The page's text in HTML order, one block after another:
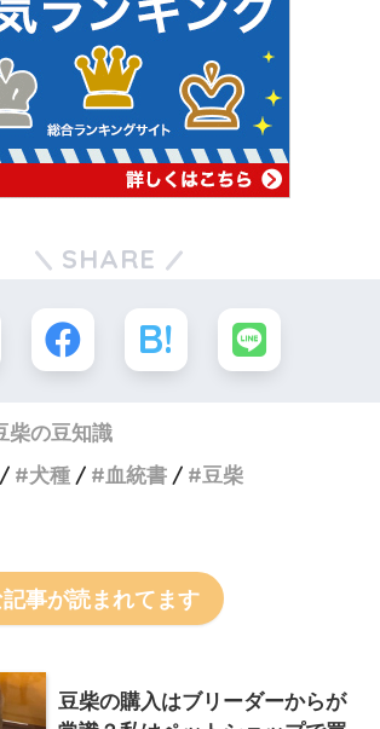
SHARE
柴の豆知識
犬種 血統書 豆柴
事が読まれてます
豆柴の購入はブリーダーからが